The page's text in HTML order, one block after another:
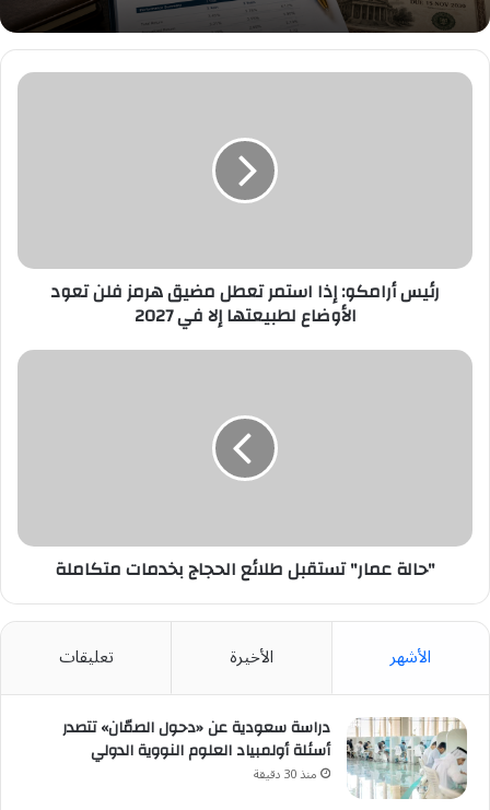
رئيس
تعود
الأوضاع
لطبيعتها
في
رئيس أرامكو: إذا استمر تعطل مضيق هرمز فلن تعود
الأوضاع لطبيعتها إلا في 2027
"حالة
"حالة عمار" تستقبل طلائع الحجاج بخدمات متكاملة
الأشهر الأخيرة تعليقات
دراسة سعودية عن «دحول الصمّان» تتصدر
أسئلة أولمبياد العلوم النووية الدولي
منذ 30 دقيقة